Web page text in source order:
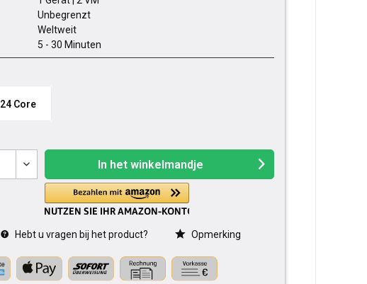
Unbegrenzt
Weltweit
5 - 30 Minuten
24 Core
In het winkelmandje
Hebt u vragen bij het product? Opmerking